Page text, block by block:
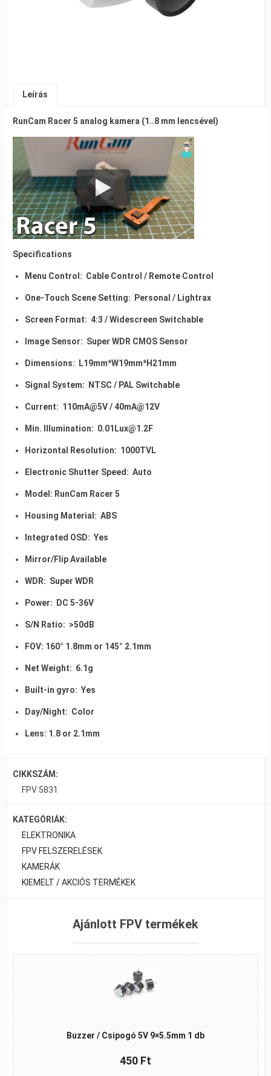
Leírás
RunCam Racer 5 analog kamera (1..8 mm lencsével)
Specifications
Menu Control: Cable Control / Remote Control
One-Touch Scene Setting: Personal / Lightrax
Screen Format: 4:3 / Widescreen Switchable
Image Sensor: Super WDR CMOS Sensor
Dimensions: L19mm*W19mm*H21mm
Signal System: NTSC / PAL Switchable
Current: 110mA@5V / 40mA@12V
Min. Illumination: 0.01Lux@1.2F
Horizontal Resolution: 1000TVL
Electronic Shutter Speed: Auto
Model: RunCam Racer 5
Housing Material: ABS
Integrated OSD: Yes
Mirror/Flip Available
WDR: Super WDR
Power: DC 5-36V
S/N Ratio: >50dB
FOV: 160° 1.8mm or 145° 2.1mm
Net Weight: 6.1g
Built-in gyro: Yes
Day/Night: Color
Lens: 1.8 or 2.1mm
CIKKSZÁM:
FPV 5831
KATEGÓRIÁK:
ELEKTRONIKA
FPV FELSZERELÉSEK
KAMERÁK
KIEMELT / AKCIÓS TERMÉKEK
Ajánlott FPV termékek
Buzzer / Csipogó 5V 9×5.5mm 1 db
450 Ft